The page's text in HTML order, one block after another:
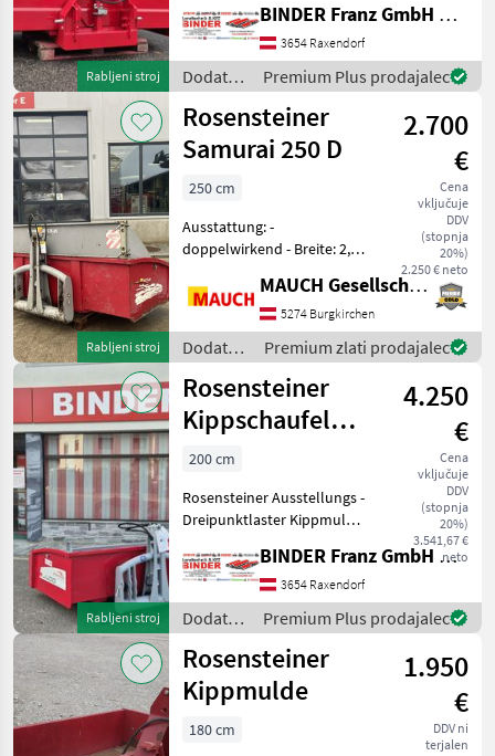
Rabljeni stroj
Zustand, ist ein robustes
und zuverlässiges
Arbeitsgerät, das sich ideal
für vielfältige l
BINDER Franz GmbH & CoKG
3654 Raxendorf
Dodatna
oprema
za
traktorje
/
Rosensteiner
Premium Plus prodajalec
Rabljeni stroj
Rosensteiner
Samurai 250 D
2.700
€
Cena
vključuje
DDV
(stopnja
20%)
2.250 € neto
250 cm
Ausstattung: -
doppelwirkend - Breite: 2, 5
Gewicht: 440kg -
Dreipunktaufnahme Das
Gerät ist in Burgkirchen
lagernd. Ich freue
MAUCH Gesellschaft m.b.H. & Co.KG
5274 Burgkirchen
Dodatna
oprema
za
traktorje
/
Rosensteiner
Premium zlati prodajalec
Rabljeni stroj
Rosensteiner
Kippschaufel
JUDO 200 D
4.250
€
Cena
vključuje
DDV
(stopnja
20%)
3.541,67 €
neto
200 cm
Rosensteiner Ausstellungs -
Dreipunktlaster Kippmulde,
doppeltwirkend,
Innenbreite 200cm, Tiefe
110cm, Eigengewicht
~324kg, mit Bordwands
BINDER Franz GmbH & CoKG
3654 Raxendorf
Dodatna
oprema
za
traktorje
/
Rosensteiner
Premium Plus prodajalec
Rosensteiner
Kippmulde
1.950
€
DDV ni
terjalen
180 cm